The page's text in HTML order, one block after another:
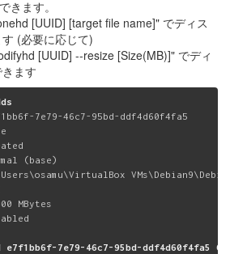
きます。
[UUID] [target file name]" でディス
(必要に応じて)
[UUID] --resize [Size(MB)]" でディ
ます
7e79-46c7-95bd-ddf4d60f4fa5
(base)
MBytes
e7f1bb6f-7e79-46c7-95bd-ddf4d60f4fa5